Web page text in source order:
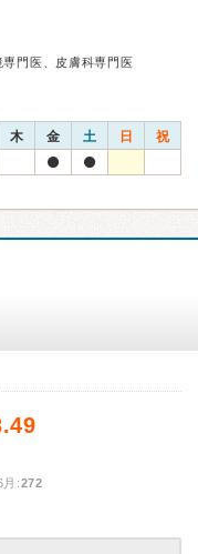
門医、皮膚科専門医
木 金 土 日 祝
:272